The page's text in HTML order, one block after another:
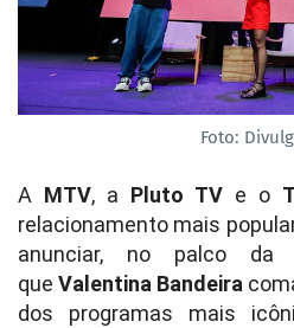
Foto:
A MTV, a Pluto TV e o
relacionamento mais
anunciar, no palco da
queValentina Bandeira
dos programas mais